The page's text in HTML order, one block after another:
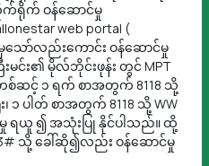
ရိုက် ဝန်ဆောင်မှု
web portal (
မှသော်လည်းကောင်း ဝန်ဆောင်မှု
င်း၏ မိုလ်ဘိုင်းဖုန်း တွင် MPT
တစ်ဆင့် ၁ ရက် စာအတွက် 8118 သို့
း၊ ၁ ပါတ် စာအတွက် 8118 သို့ WW
ရယူ ၍ အသုံးပြု နိုင်ပါသည်။ ထို့
သို့ ခေါ်ဆို၍လည်း ဝန်ဆောင်မှု